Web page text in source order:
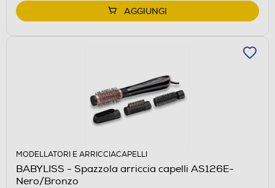
AGGIUNGI
MODELLATORI E ARRICCIACAPELLI
BABYLISS - Spazzola arriccia capelli AS126E-
Nero/Bronzo